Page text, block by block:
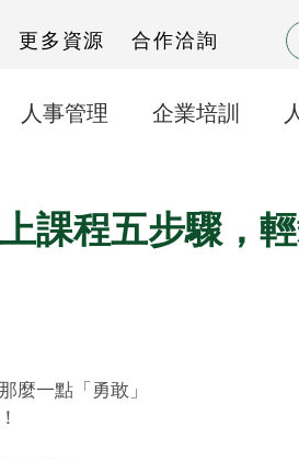
更多資源 合作洽詢
人事管理 企業培訓
課程五步驟，
麼一點「勇敢」